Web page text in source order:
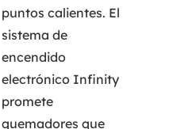
puntos calientes. El
sistema de
encendido
electrónico Infinity
promete
quemadores que